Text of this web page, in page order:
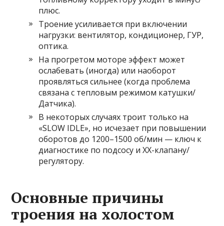
плюс.
Троение усиливается при включении
нагрузки: вентилятор, кондиционер, ГУР,
оптика.
На прогретом моторе эффект может
ослабевать (иногда) или наоборот
проявляться сильнее (когда проблема
связана с тепловым режимом катушки/
Датчика).
В некоторых случаях троит только на
«SLOW IDLE», но исчезает при повышении
оборотов до 1200–1500 об/мин — ключ к
диагностике по подсосу и ХХ-клапану/
регулятору.
Основные причины
троения на холостом